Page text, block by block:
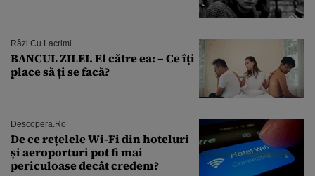
Râzi Cu Lacrimi
BANCUL ZILEI. El către ea: – Ce îți
place să ți se facă?
Descopera.ro
De ce rețelele Wi-Fi din hoteluri
și aeroporturi pot fi mai
periculoase decât credem?